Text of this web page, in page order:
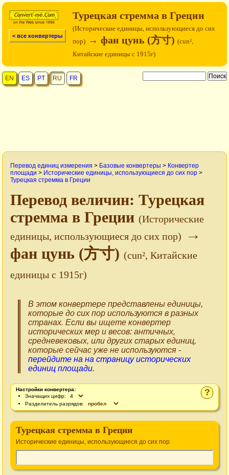
< все конвертеры
Турецкая стремма в Греции
(Исторические единицы, использующиеся до сих
пор) → фан цунь (方寸) (cun²,
Китайские единицы с 1915г)
EN ES PT RU FR
Перевод единиц измерения > Базовые конвертеры > Конвертер
площади > Исторические единицы, использующиеся до сих пор >
Турецкая стремма в Греции
Перевод величин: Турецкая
стремма в Греции (Исторические
единицы, использующиеся до сих пор)
→
фан цунь (方寸) (cun², Китайские
единицы с 1915г)
В этом конвертере представлены единицы,
которые до сих пор используются в разных
странах. Если вы ищете конвертер
исторических мер и весов: античных,
средневековых, или других старых единиц,
которые сейчас уже не используются -
перейдите на на страницу исторических
единиц площади.
?
Настройки конвертера:
Значащих цифр:
Разделитель разрядов:
Турецкая стремма в Греции
Исторические единицы, использующиеся до сих пор